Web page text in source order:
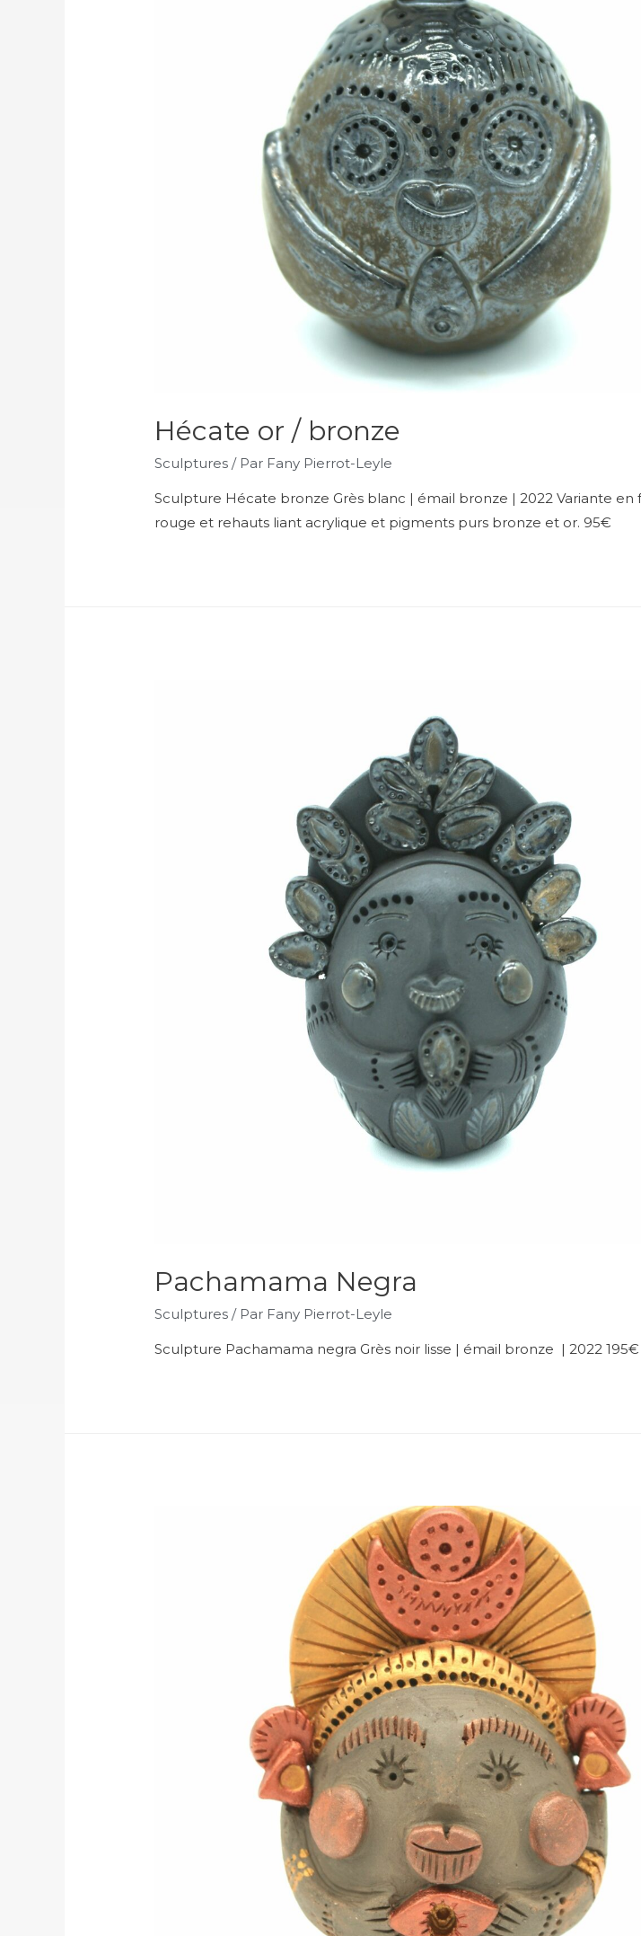
Hécate or / bronze
Sculptures / Par Fany Pierrot-Leyle
Sculpture Hécate bronze Grès blanc | émail bronze | 2022 Variante en
rouge et rehauts liant acrylique et pigments purs bronze et or. 95€
Pachamama Negra
Sculptures / Par Fany Pierrot-Leyle
Sculpture Pachamama negra Grès noir lisse | émail bronze | 2022 195€